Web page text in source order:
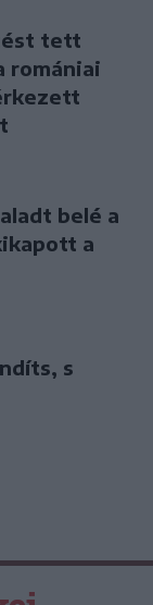
tett
romániai
belé a
a
s